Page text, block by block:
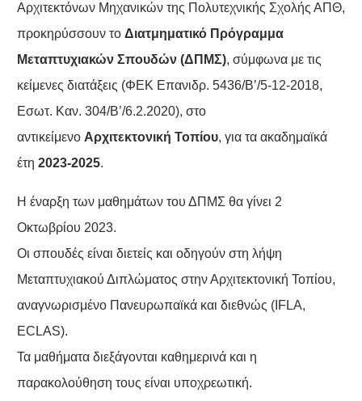
Αρχιτεκτόνων Μηχανικών της Πολυτεχνικής Σχολής ΑΠΘ,
προκηρύσσουν το Διατμηματικό Πρόγραμμα
Μεταπτυχιακών Σπουδών (ΔΠΜΣ), σύμφωνα με τις
κείμενες διατάξεις (ΦΕΚ Επανιδρ. 5436/Β’/5-12-2018,
Εσωτ. Καν. 304/Β’/6.2.2020), στο
αντικείμενο Αρχιτεκτονική Τοπίου, για τα ακαδημαϊκά
έτη 2023-2025.
Η έναρξη των μαθημάτων του ΔΠΜΣ θα γίνει 2
Οκτωβρίου 2023.
Οι σπουδές είναι διετείς και οδηγούν στη λήψη
Μεταπτυχιακού Διπλώματος στην Αρχιτεκτονική Τοπίου,
αναγνωρισμένο Πανευρωπαϊκά και διεθνώς (IFLA,
ECLAS).
Τα μαθήματα διεξάγονται καθημερινά και η
παρακολούθηση τους είναι υποχρεωτική.